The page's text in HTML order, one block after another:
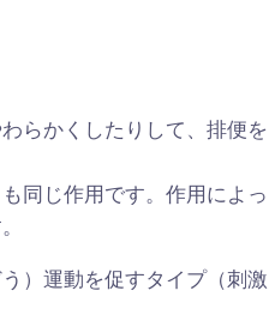
らかくしたりして、排便を
同じ作用です。作用によっ
）運動を促すタイプ（刺激